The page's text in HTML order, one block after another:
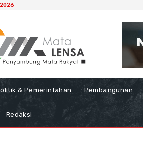
& Pemerintahan Pembangunan
Redaksi